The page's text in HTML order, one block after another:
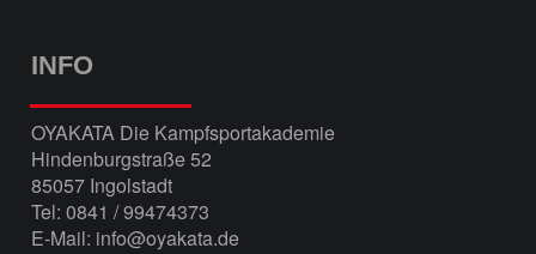
INFO
OYAKATA Die Kampfsportakademie
Hindenburgstraße 52
85057 Ingolstadt
Tel: 0841 / 99474373
E-Mail: info@oyakata.de